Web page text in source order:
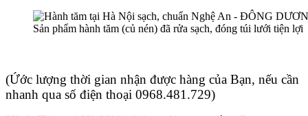
Sản phẩm hành tăm (củ nén) đã rửa sạch, đóng túi lưới tiện lợi
(Ứớc lượng thời gian nhận được hàng của Bạn, nếu cần
nhanh qua số điện thoại 0968.481.729)